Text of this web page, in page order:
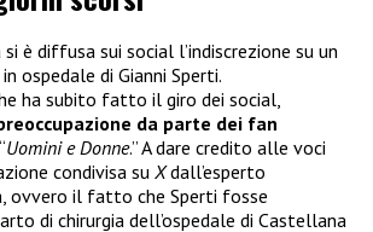
è diffusa sui social l’indiscrezione su un
ospedale di Gianni Sperti.
ha subito fatto il giro dei social,
da parte dei fan
Uomini e Donne.” A dare credito alle voci
condivisa su Xdall’esperto
ovvero il fatto che Sperti fosse
di chirurgia dell’ospedale di Castellana